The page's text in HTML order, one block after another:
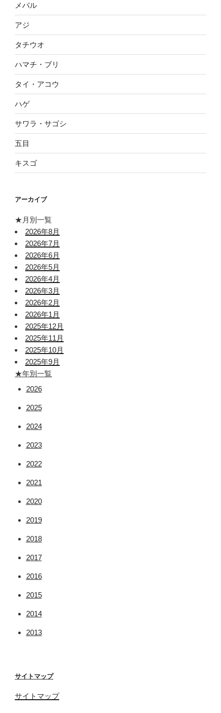
メバル
アジ
タチウオ
ハマチ・ブリ
タイ・アコウ
ハゲ
サワラ・サゴシ
五目
キスゴ
アーカイブ
★月別一覧
2026年8月
2026年7月
2026年6月
2026年5月
2026年4月
2026年3月
2026年2月
2026年1月
2025年12月
2025年11月
2025年10月
2025年9月
★年別一覧
2026
2025
2024
2023
2022
2021
2020
2019
2018
2017
2016
2015
2014
2013
サイトマップ
サイトマップ